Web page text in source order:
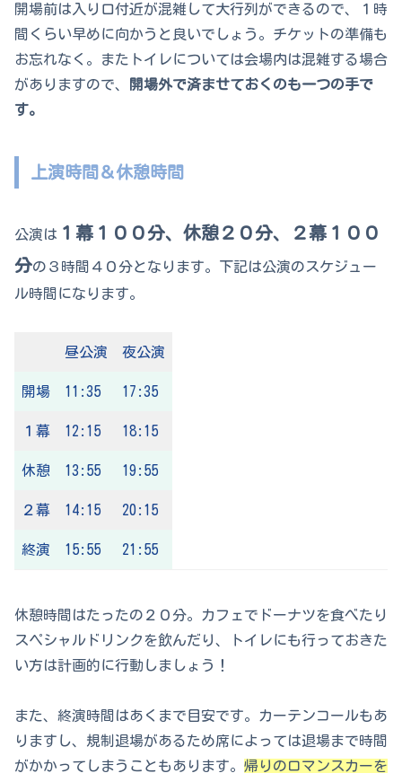
開場前は入り口付近が混雑して大行列ができるので、１時
間くらい早めに向かうと良いでしょう。チケットの準備も
お忘れなく。またトイレについては会場内は混雑する場合
がありますので、
開場外で済ませておくのも一つの手で
す。
上演時間＆休憩時間
公演は １幕１００分、休憩２０分、２幕１００
分の３時間４０分となります。下記は公演のスケジュー
ル時間になります。
昼公演 夜公演
開場 11:35 17:35
１幕 12:15 18:15
休憩 13:55 19:55
２幕 14:15 20:15
終演 15:55 21:55
休憩時間はたったの２０分。カフェでドーナツを食べたり
スペシャルドリンクを飲んだり、トイレにも行っておきた
い方は計画的に行動しましょう！
また、終演時間はあくまで目安です。カーテンコールもあ
りますし、規制退場があるため席によっては退場まで時間
がかかってしまうこともあります。 帰りのロマンスカーを